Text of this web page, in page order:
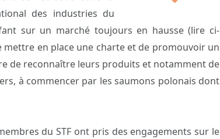
des industries du
sur un marché toujours en hausse (lire ci-
en place une charte et de promouvoir un
de reconnaître leurs produits et notamment de
à commencer par les saumons polonais dont
du STF ont pris des engagements sur le